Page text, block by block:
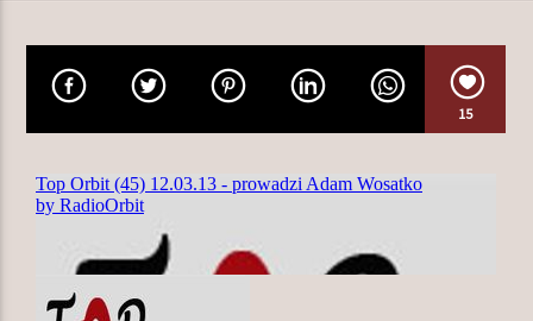
SAW YOU STAND
GRETA VAN FLEET
TERAZ W RAMÓWCE
LIGHT ORBIT
15